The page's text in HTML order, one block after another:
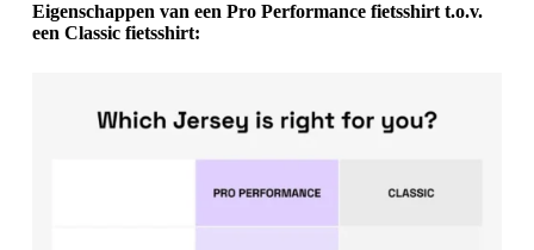
Eigenschappen van een Pro Performance fietsshirt t.o.v.
een Classic fietsshirt: